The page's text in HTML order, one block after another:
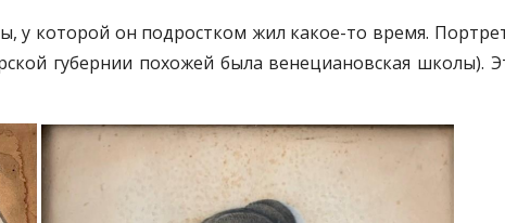
которой он подростком жил какое-то время.
губернии похожей была венециановская школы).